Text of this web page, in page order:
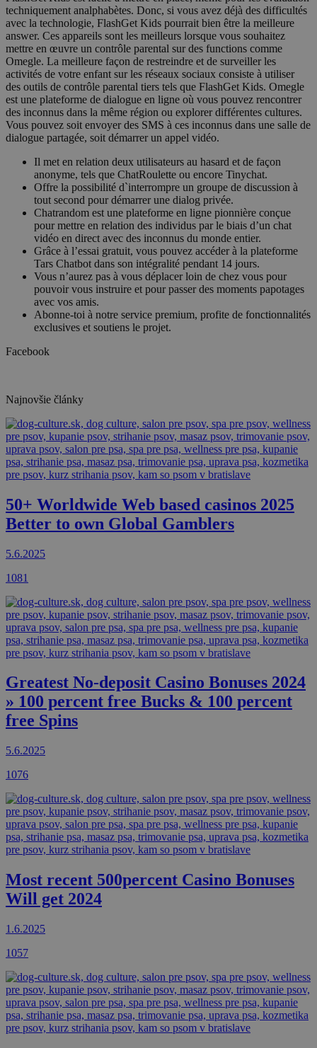
techniquement analphabètes. Donc, si vous avez déjà des difficultés
avec la technologie, FlashGet Kids pourrait bien être la meilleure
answer. Ces appareils sont les meilleurs lorsque vous souhaitez
mettre en œuvre un contrôle parental sur des functions comme
Omegle. La meilleure façon de restreindre et de surveiller les
activités de votre enfant sur les réseaux sociaux consiste à utiliser
des outils de contrôle parental tiers tels que FlashGet Kids. Omegle
est une plateforme de dialogue en ligne où vous pouvez rencontrer
des inconnus dans la même région ou explorer différentes cultures.
Vous pouvez soit envoyer des SMS à ces inconnus dans une salle de
dialogue partagée, soit démarrer un appel vidéo.
Il met en relation deux utilisateurs au hasard et de façon
anonyme, tels que ChatRoulette ou encore Tinychat.
Offre la possibilité d`interrompre un groupe de discussion à
tout second pour démarrer une dialog privée.
Chatrandom est une plateforme en ligne pionnière conçue
pour mettre en relation des individus par le biais d’un chat
vidéo en direct avec des inconnus du monde entier.
Grâce à l’essai gratuit, vous pouvez accéder à la plateforme
Tars Chatbot dans son intégralité pendant 14 jours.
Vous n’aurez pas à vous déplacer loin de chez vous pour
pouvoir vous instruire et pour passer des moments papotages
avec vos amis.
Abonne-toi à notre service premium, profite de fonctionnalités
exclusives et soutiens le projet.
Facebook
Najnovšie články
50+ Worldwide Web based casinos 2025
Better to own Global Gamblers
5.6.2025
1081
Greatest No-deposit Casino Bonuses 2024
» 100 percent free Bucks & 100 percent
free Spins
5.6.2025
1076
Most recent 500percent Casino Bonuses
Will get 2024
1.6.2025
1057